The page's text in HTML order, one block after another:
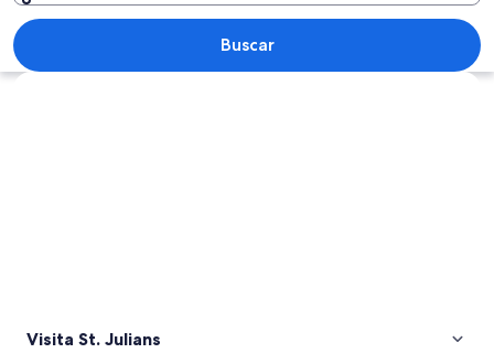
Vista aérea de una ciudad costera
Buscar
Ver mapa
Visita St. Julians